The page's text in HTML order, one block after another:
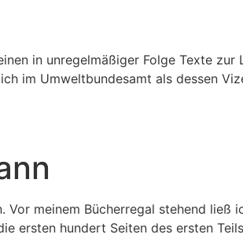
in unregelmäßiger Folge Texte zur
im Umweltbundesamt als dessen
meinem Bücherregal stehend ließ
ersten hundert Seiten des ersten